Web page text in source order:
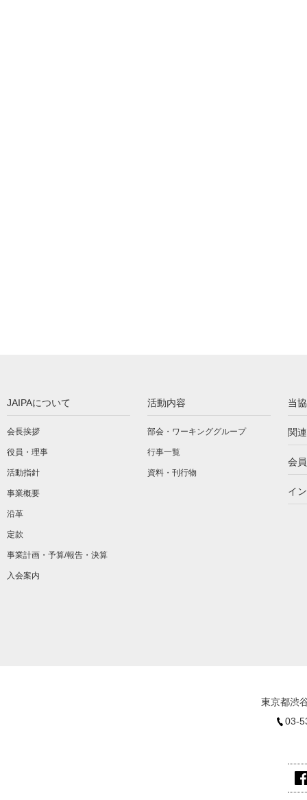
JAIPAについて
会長挨拶
役員・理事
活動指針
事業概要
沿革
定款
事業計画・予算/報告・決算
入会案内
活動内容
部会・ワーキンググループ
行事一覧
資料・刊行物
当
関
会
イ
東京都渋
03-